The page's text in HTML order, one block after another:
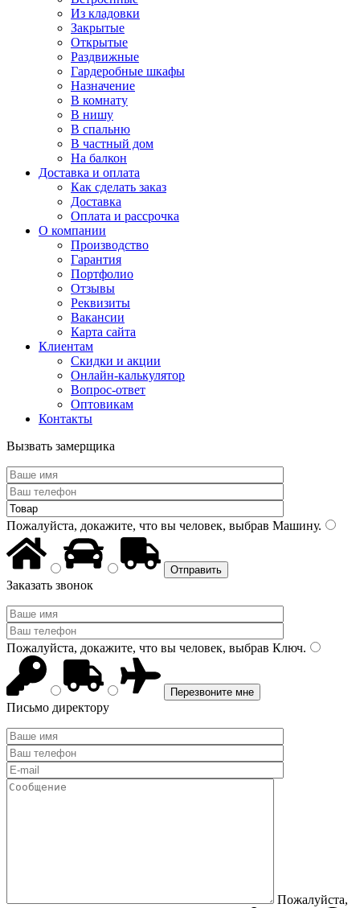
Из кладовки
Закрытые
Открытые
Раздвижные
Гардеробные шкафы
Назначение
В комнату
В нишу
В спальню
В частный дом
На балкон
Доставка и оплата
Как сделать заказ
Доставка
Оплата и рассрочка
О компании
Производство
Гарантия
Портфолио
Отзывы
Реквизиты
Вакансии
Карта сайта
Клиентам
Скидки и акции
Онлайн-калькулятор
Вопрос-ответ
Оптовикам
Контакты
Вызвать замерщика
Пожалуйста, докажите, что вы человек, выбрав Машину.
Заказать звонок
Пожалуйста, докажите, что вы человек, выбрав Ключ.
Письмо директору
Пожалуйста,